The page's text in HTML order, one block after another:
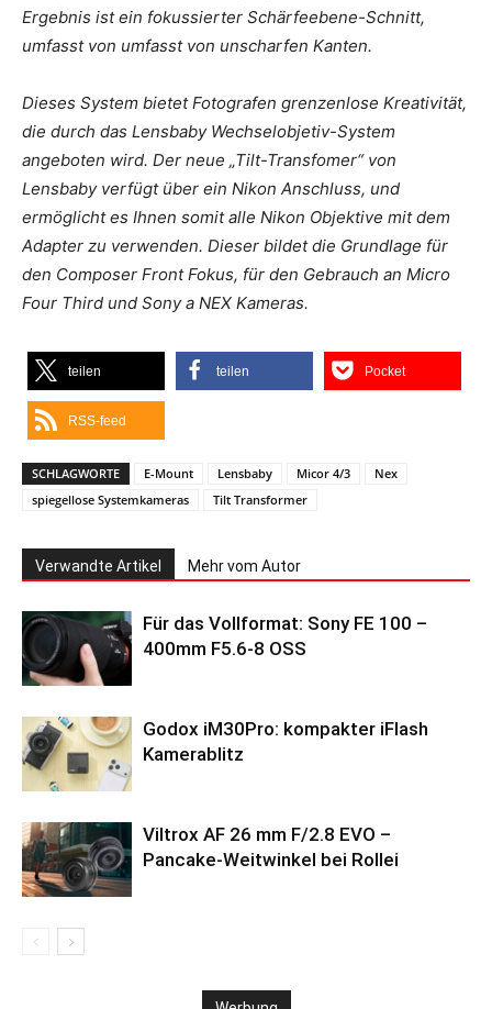
Ergebnis ist ein fokussierter Schärfeebene-Schnitt,
umfasst von umfasst von unscharfen Kanten.
Dieses System bietet Fotografen grenzenlose Kreativität,
die durch das Lensbaby Wechselobjetiv-System
angeboten wird. Der neue „Tilt-Transfomer“ von
Lensbaby verfügt über ein Nikon Anschluss, und
ermöglicht es Ihnen somit alle Nikon Objektive mit dem
Adapter zu verwenden. Dieser bildet die Grundlage für
den Composer Front Fokus, für den Gebrauch an Micro
Four Third und Sony a NEX Kameras.
teilen teilen Pocket
RSS-feed
SCHLAGWORTE E-Mount Lensbaby Micor 4/3
Nex
spiegellose Systemkameras
Tilt Transformer
Verwandte Artikel Mehr vom Autor
Für das Vollformat: Sony FE 100 –
400mm F5.6-8 OSS
Godox iM30Pro: kompakter iFlash
Kamerablitz
Viltrox AF 26 mm F/2.8 EVO –
Pancake-Weitwinkel bei Rollei